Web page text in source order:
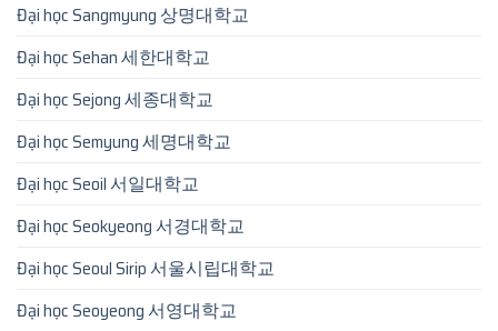
Đại học Sangmyung 상명대학교
Đại học Sehan 세한대학교
Đại học Sejong 세종대학교
Đại học Semyung 세명대학교
Đại học Seoil 서일대학교
Đại học Seokyeong 서경대학교
Đại học Seoul Sirip 서울시립대학교
Đại học Seoyeong 서영대학교